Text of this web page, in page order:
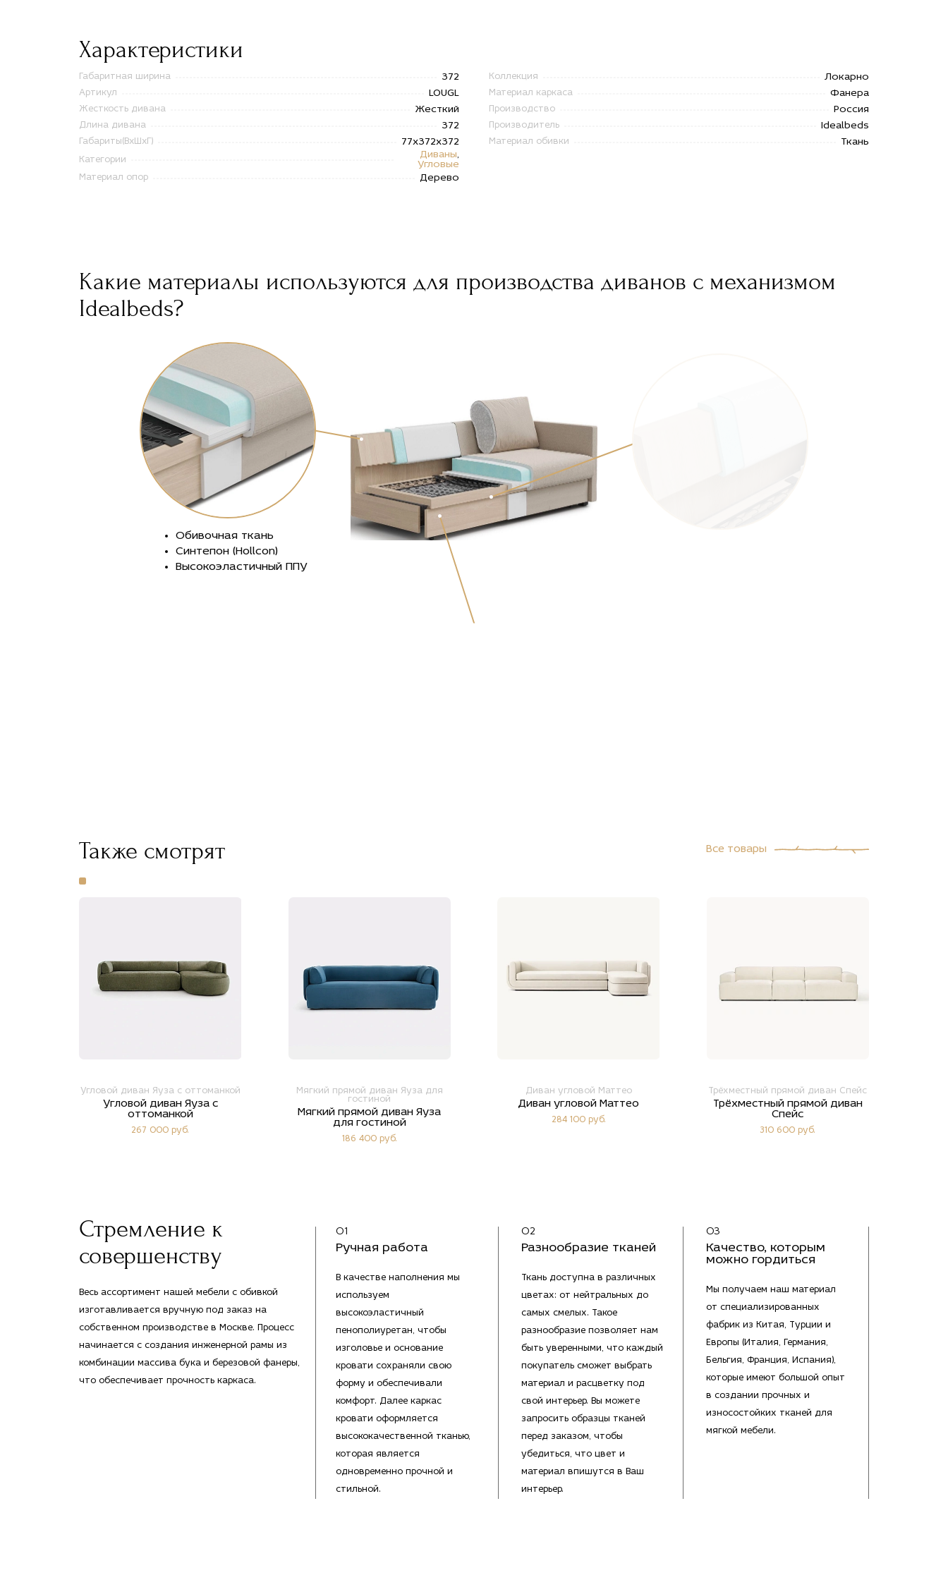
Характеристики
Габаритная ширина 372
Артикул LOUGL
Жесткость дивана Жесткий
Длина дивана 372
Габариты(ВxШxГ) 77x372x372
Категории Диваны,
Угловые
Материал опор Дерево
Коллекция Локарно
Материал каркаса Фанера
Производство Россия
Производитель Idealbeds
Материал обивки Ткань
Какие материалы используются для производства диванов с механизмом
Idealbeds?
Обивочная ткань
Синтепон (Hollcon)
Высокоэластичный ППУ
Также смотрят Все товары
Угловой диван Яуза с оттоманкой
Угловой диван Яуза с
оттоманкой
267 000 руб.
Мягкий прямой диван Яуза для
гостиной
Мягкий прямой диван Яуза
для гостиной
186 400 руб.
Диван угловой Маттео
Диван угловой Маттео
284 100 руб.
Трёхместный прямой диван Спейс
Трёхместный прямой диван
Спейс
310 600 руб.
Стремление к
совершенству
Весь ассортимент нашей мебели с обивкой
изготавливается вручную под заказ на
собственном производстве в Москве. Процесс
начинается с создания инженерной рамы из
комбинации массива бука и березовой фанеры,
что обеспечивает прочность каркаса.
01
Ручная работа
В качестве наполнения мы
используем
высокоэластичный
пенополиуретан, чтобы
изголовье и основание
кровати сохраняли свою
форму и обеспечивали
комфорт. Далее каркас
кровати оформляется
высококачественной тканью,
которая является
одновременно прочной и
стильной.
02
Разнообразие тканей
Ткань доступна в различных
цветах: от нейтральных до
самых смелых. Такое
разнообразие позволяет нам
быть уверенными, что каждый
покупатель сможет выбрать
материал и расцветку под
свой интерьер. Вы можете
запросить образцы тканей
перед заказом, чтобы
убедиться, что цвет и
материал впишутся в Ваш
интерьер.
03
Качество, которым
можно гордиться
Мы получаем наш материал
от специализированных
фабрик из Китая, Турции и
Европы (Италия, Германия,
Бельгия, Франция, Испания),
которые имеют большой опыт
в создании прочных и
износостойких тканей для
мягкой мебели.